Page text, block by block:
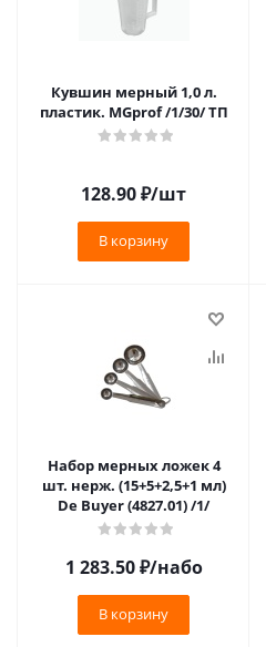
Кувшин мерный 1,0 л.
пластик. MGprof /1/30/ ТП
128.90₽/шт
В корзину
Набор мерных ложек 4
шт. нерж. (15+5+2,5+1 мл)
De Buyer (4827.01) /1/
1 283.50₽/набо
В корзину